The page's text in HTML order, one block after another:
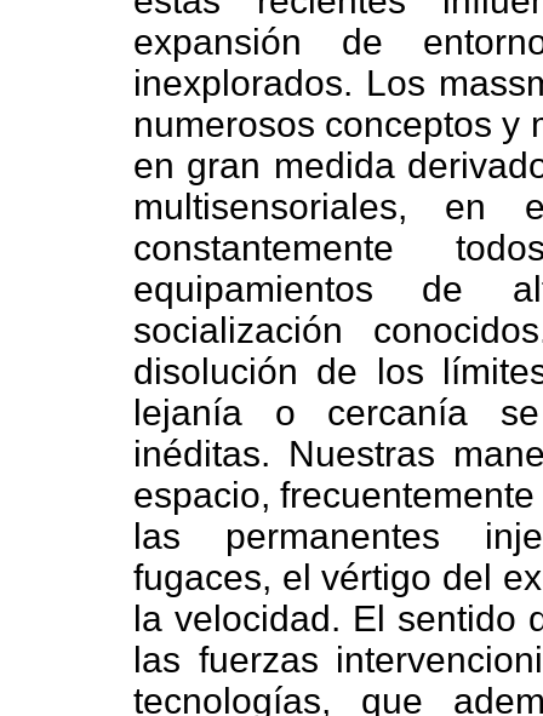
expansión de
inexplorados. Los
numerosos conceptos y
en gran medida
multisensoriales, en
constantemente
equipamientos de
socialización
disolución de los
lejanía o cercanía
inéditas. Nuestras
espacio,
las permanentes
fugaces, el vértigo del
la velocidad. El sentido
las fuerzas
tecnologías, que